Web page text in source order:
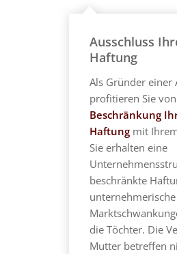
Ausschluss
Haftung
Als Gründer einer
profitieren Sie
Beschränkung
Haftung mit
Sie erhalten eine
beschränkte
die Töchter. Die
Mutter betreffen